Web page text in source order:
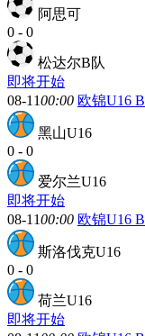
阿思可
0 - 0
松达尔B队
即将开始
08-1100:00 欧锦U16 B
黑山U16
0 - 0
爱尔兰U16
即将开始
08-1100:00 欧锦U16 B
斯洛伐克U16
0 - 0
荷兰U16
即将开始